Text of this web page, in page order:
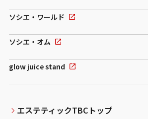
ソシエ・ワールド
ソシエ・オム
glow juice stand
エステティックTBCトップ